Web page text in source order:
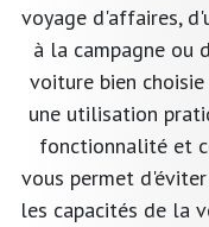
voyage d'affaires,
à la campagne ou
voiture bien
une utilisation
fonctionnalité et
vous permet
les capacités de la